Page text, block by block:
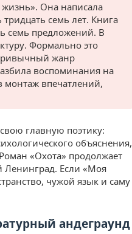
Она написала
семь лет. Книга
семь предложений. В
Формально это
жанр
воспоминания на
монтаж впечатлений,
главную поэтику:
объяснения,
«Охота» продолжает
Ленинград. Если «Моя
чужой язык и саму
андеграунд